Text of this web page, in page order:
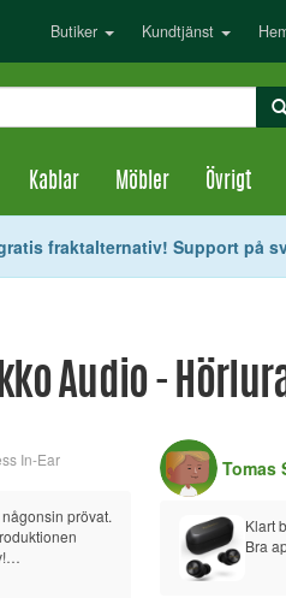
Butiker Kundtjänst
Kablar Möbler Övrigt
fraktalternativ! Support på
ikko Audio -
In-Ear
prövat.
Tomas
Klart
Bra